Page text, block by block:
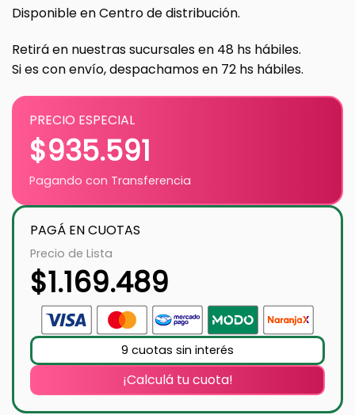
Disponible en Centro de distribución.
Retirá en nuestras sucursales en 48 hs hábiles.
Si es con envío, despachamos en 72 hs hábiles.
PRECIO ESPECIAL
$935.591
Pagando con Transferencia
PAGÁ EN CUOTAS
Precio de Lista
$1.169.489
9 cuotas sin interés
¡Calculá tu cuota!